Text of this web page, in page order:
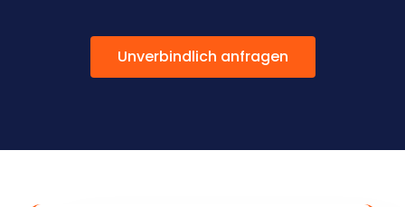
Unverbindlich anfragen